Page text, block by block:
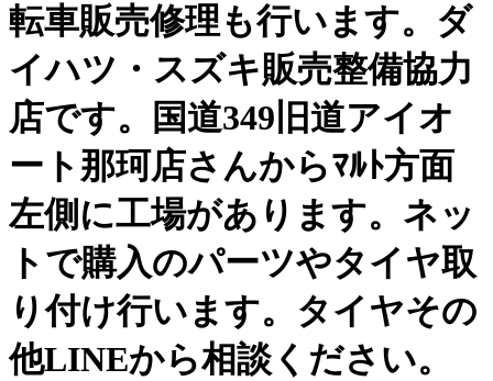
転車販売修理も行います。ダ
イハツ・スズキ販売整備協力
店です。国道349旧道アイオ
ート那珂店さんからﾏﾙﾄ方面
左側に工場があります。ネッ
トで購入のパーツやタイヤ取
り付け行います。タイヤその
他LINEから相談ください。